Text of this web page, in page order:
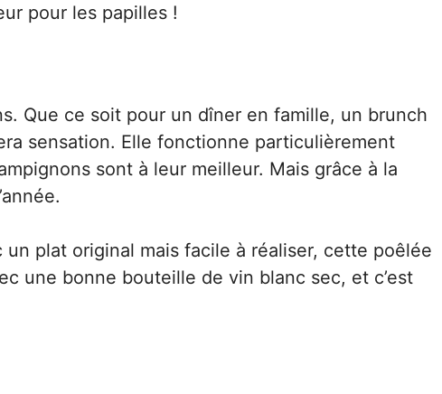
pour les papilles !
Que ce soit pour un dîner en famille, un brunch
sensation. Elle fonctionne particulièrement
sont à leur meilleur. Mais grâce à la
plat original mais facile à réaliser, cette poêlée
une bonne bouteille de vin blanc sec, et c’est